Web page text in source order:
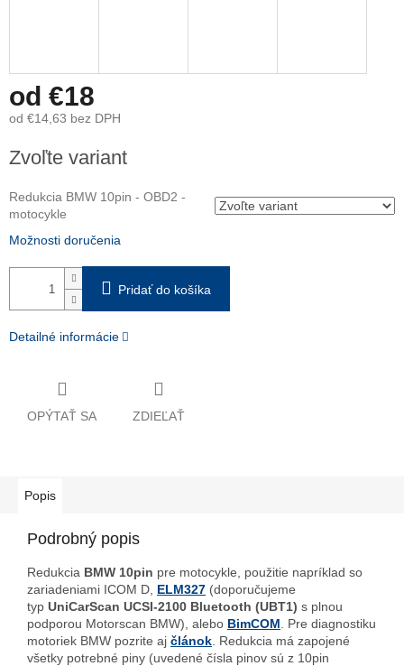
od €18
od €14,63 bez DPH
cena:
Zvoľte variant
Redukcia BMW 10pin - OBD2 -
motocykle
Možnosti doručenia
Pridať do košíka
Detailné informácie
OPÝTAŤ SA ZDIEĽAŤ
Popis
Podrobný popis
Redukcia BMW 10pin pre motocykle, použitie napríklad so
zariadeniami ICOM D, ELM327 (doporučujeme
typ UniCarScan UCSI-2100 Bluetooth (UBT1) s plnou
podporou Motorscan BMW), alebo BimCOM . Pre diagnostiku
motoriek BMW pozrite aj článok . Redukcia má zapojené
všetky potrebné piny (uvedené čísla pinov sú z 10pin